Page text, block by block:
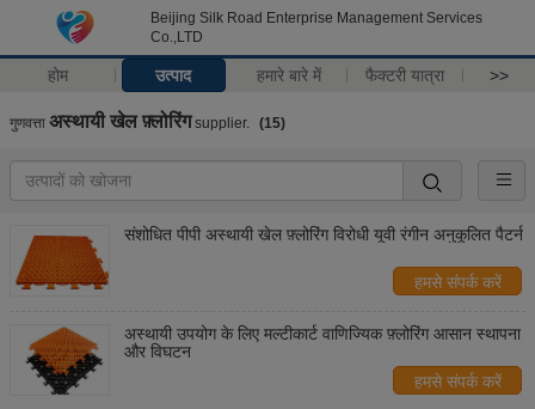
Beijing Silk Road Enterprise Management Services
Co.,LTD
होम उत्पाद हमारे बारे में फैक्टरी यात्रा >>
गुणवत्ता अस्थायी खेल फ़्लोरिंगsupplier. (15)
संशोधित पीपी अस्थायी खेल फ़्लोरिंग विरोधी यूवी रंगीन अनुकूलित पैटर्न
हमसे संपर्क करें
अस्थायी उपयोग के लिए मल्टीकार्ट वाणिज्यिक फ़्लोरिंग आसान स्थापना
और विघटन
हमसे संपर्क करें